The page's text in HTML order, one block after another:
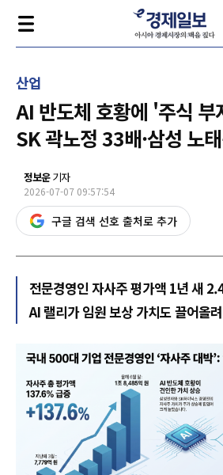
산업
AI 반도체 호황에 '주식
SK 곽노정 33배·삼성 노
정보운기자
2026-07-07 09:57:54
구글 검색 선호 출처로 추가
전문경영인 자사주 평가액 1년 새
AI 랠리가 임원 보상 가치도 끌어올려